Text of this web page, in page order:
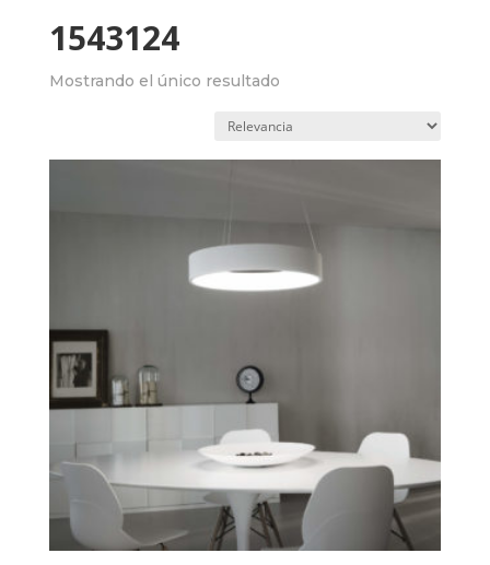
1543124
Mostrando el único resultado